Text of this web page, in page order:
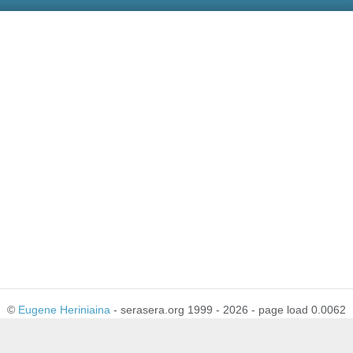
© Eugene Heriniaina - serasera.org 1999 - 2026 - page load 0.0062